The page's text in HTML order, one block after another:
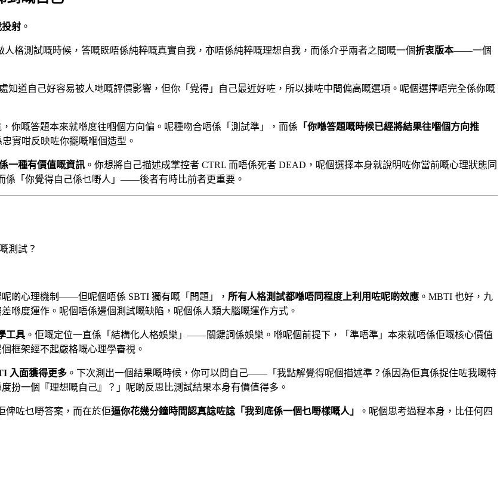
射 。
格測試嘅時候，答嘅既唔係純粹嘅真實自我，亦唔係純粹嘅理想自我，而係介乎兩者之間嘅一個折衷版本——一個
道自己好容易被人哋嘅評價影響，但你「覺得」自己最近好咗，所以揀咗中間偏高嘅選項。呢個選擇唔完全係你嘅
嘅答題本來就喺度往嗰個方向偏。呢種吻合唔係「測試準」，而係 「你喺答題嘅時候已經將結果往嗰個方向推
實咁反映咗你擺嘅嗰個造型。
一種有價值嘅資訊 。你想將自己描述成掌控者 CTRL 而唔係死者 DEAD，呢個選擇本身就說明咗你當前嘅心理狀態同
係「你覺得自己係乜嘢人」——後者有時比前者更重要。
測試？
啲心理機制——但呢個唔係 SBTI 獨有嘅「問題」， 所有人格測試都喺唔同程度上利用咗呢啲效應 。MBTI 也好，九
喺度運作。呢個唔係邊個測試嘅缺陷，呢個係人類大腦嘅運作方式。
工具 。佢嘅定位一直係「結構化人格娛樂」——關鍵詞係娛樂。喺呢個前提下，「準唔準」本來就唔係佢嘅核心價值
框架經不起嚴格嘅心理學審視。
入面獲得更多 。下次測出一個結果嘅時候，你可以問自己——「我點解覺得呢個描述準？係因為佢真係捉住咗我嘅特
扮一個『理想嘅自己』？」呢啲反思比測試結果本身有價值得多。
咗乜嘢答案，而在於佢逼你花幾分鐘時間認真諗咗諗「我到底係一個乜嘢樣嘅人」
。呢個思考過程本身，比任何四